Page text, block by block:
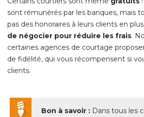
sont rémunérés par les banques, mais
pas des honoraires à leurs clients en
de négocier pour réduire les frais.
certaines agences de courtage
de fidélité, qui vous récompensent si
clients.
Bon à savoir : Dans tous les